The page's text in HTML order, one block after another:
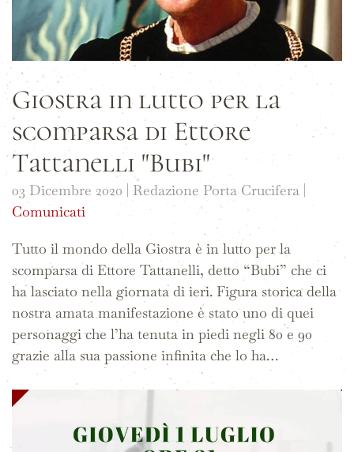
Giostra in lutto per la
scomparsa di Ettore
Tattanelli "Bubi"
03 Dicembre 2020 | Redazione Porta Crucifera |
Comunicati
Tutto il mondo della Giostra è in lutto per la
scomparsa di Ettore Tattanelli, detto “Bubi” che ci
ha lasciato nella giornata di ieri. Figura storica della
nostra amata manifestazione è stato uno di quei
personaggi che l’ha tenuta in piedi negli 80 e 90
grazie alla sua passione infinita che lo ha…